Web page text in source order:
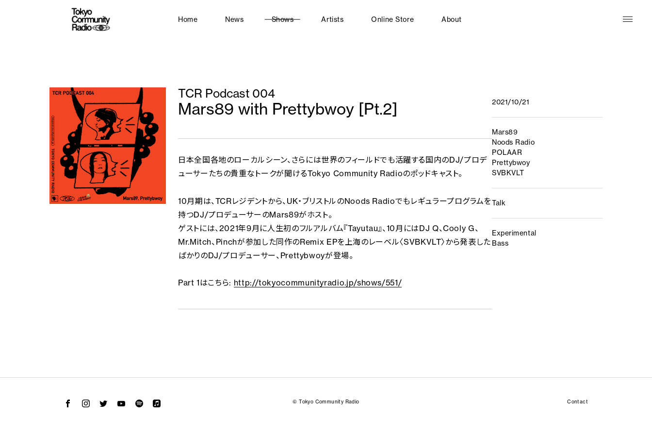
Home News Shows Artists Online Store About
TCR Podcast 004
Mars89 with Prettybwoy [Pt.2]
日本全国各地のローカルシーン、さらには世界のフィールドでも活躍する国内のDJ/プロデ
ューサーたちの貴重なトークが聞けるTokyo Community Radioのポッドキャスト。
10月期は、TCRレジデントから、UK・ブリストルのNoods Radioでもレギュラープログラムを
持つDJ/プロデューサーのMars89がホスト。
ゲストには、2021年9月に人生初のフルアルバム『Tayutau』、10月にはDJ Q、Cooly G、
Mr.Mitch、Pinchが参加した同作のRemix EPを上海のレーベル〈SVBKVLT〉から発表した
ばかりのDJ/プロデューサー、Prettybwoyが登場。
Part 1はこちら: http://tokyocommunityradio.jp/shows/551/
2021/10/21
Mars89
Noods Radio
POLAAR
Prettybwoy
SVBKVLT
Talk
Experimental
Bass
Contact
© Tokyo Community Radio